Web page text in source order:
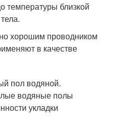
температуры близкой
хорошим проводником
в качестве